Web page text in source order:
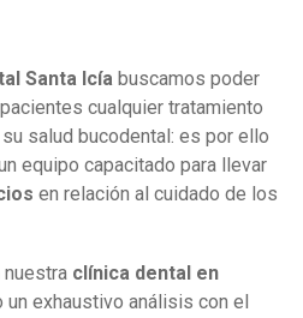
Santa Icía buscamos poder
cualquier tratamiento
salud bucodental: es por ello
equipo capacitado para llevar
en relación al cuidado de los
clínica dental en
exhaustivo análisis con el